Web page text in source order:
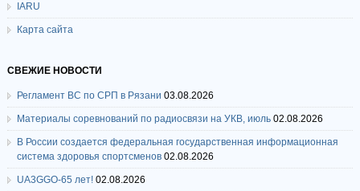
IARU
Карта сайта
СВЕЖИЕ НОВОСТИ
Регламент ВС по СРП в Рязани 03.08.2026
Материалы соревнований по радиосвязи на УКВ, июль 02.08.2026
В России создается федеральная государственная информационная
система здоровья спортсменов 02.08.2026
UA3GGO-65 лет! 02.08.2026